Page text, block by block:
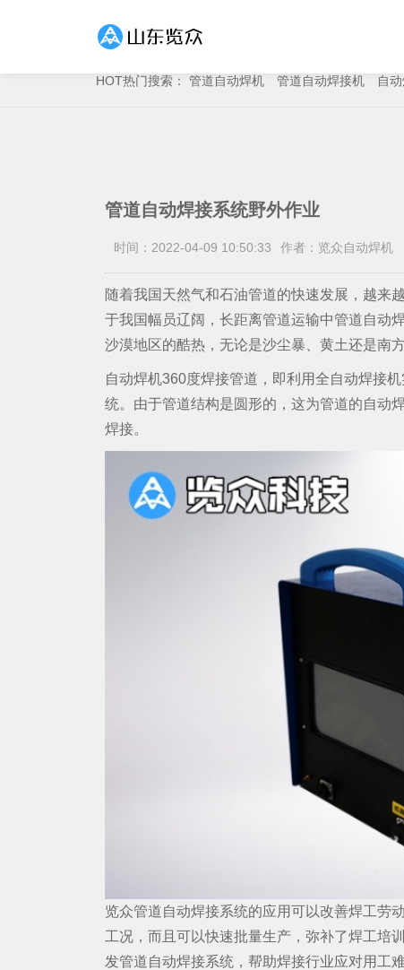
HOT热门搜索： 管道自动焊机 管道自动焊接机 自
管道自动焊接系统野外作业
时间：2022-04-09 10:50:33 作者：览众自动焊机
随着我国天然气和石油管道的快速发展，越来
于我国幅员辽阔，长距离管道运输中管道自动
沙漠地区的酷热，无论是沙尘暴、黄土还是南
自动焊机360度焊接管道，即利用全自动焊接
统。由于管道结构是圆形的，这为管道的自动
焊接。
览众管道自动焊接系统的应用可以改善焊工劳
工况，而且可以快速批量生产，弥补了焊工培
发管道自动焊接系统，帮助焊接行业应对用工难